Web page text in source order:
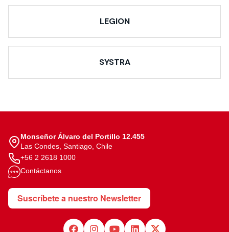
LEGION
SYSTRA
Monseñor Álvaro del Portillo 12.455
Las Condes, Santiago, Chile
+56 2 2618 1000
Contáctanos
Suscríbete a nuestro Newsletter